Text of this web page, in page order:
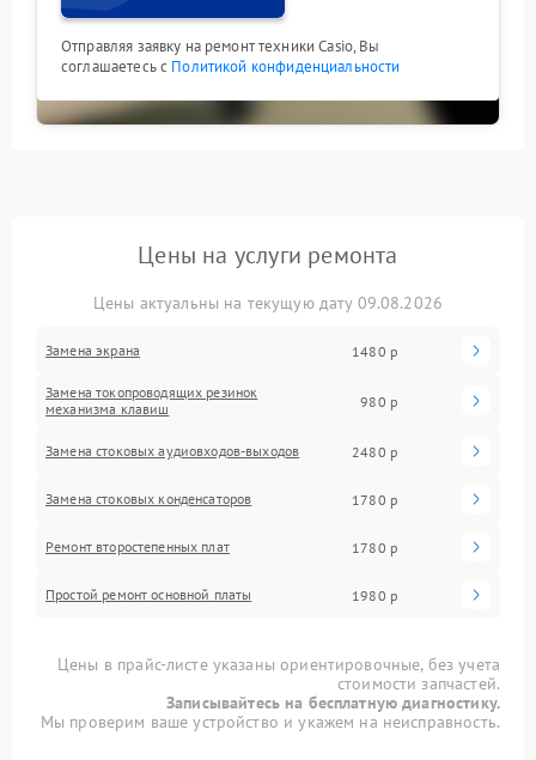
Отправляя заявку на ремонт техники Casio, Вы
соглашаетесь с Политикой конфиденциальности
Цены на услуги ремонта
Цены актуальны на текущую дату 09.08.2026
Замена экрана 1480 р
Замена токопроводящих резинок
механизма клавиш
980 р
Замена стоковых аудиовходов-выходов 2480 р
Замена стоковых конденсаторов 1780 р
Ремонт второстепенных плат 1780 р
Простой ремонт основной платы 1980 р
Цены в прайс-листе указаны ориентировочные, без учета
стоимости запчастей.
Записывайтесь на бесплатную диагностику.
Мы проверим ваше устройство и укажем на неисправность.